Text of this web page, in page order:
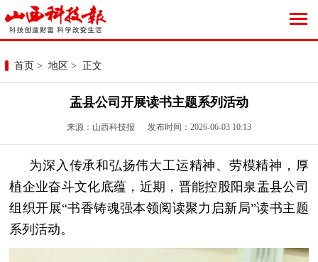
首页 > 地区 > 正文
盂县公司开展读书主题系列活动
来源：山西科技报 发布时间：2026-06-03 10:13
为深入传承和弘扬伟大工运精神、劳模精神，厚
植企业奋斗文化底蕴，近期，晋能控股阳泉盂县公司
组织开展“书香铸魂强本领阅读聚力启新局”读书主题
系列活动。